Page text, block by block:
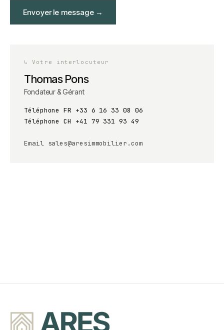
Envoyer le message→
↳Votre interlocuteur
Thomas Pons
Fondateur & Gérant
Téléphone FR +33 6 16 33 08 06
Téléphone CH
+41 79 331 93 49
Email sales@aresimmobilier.com